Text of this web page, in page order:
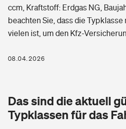
Arbeitsrechtsschutz
Berufshaftpflichtversicherung
Zur Übersicht
Tools
Glasversicherung
Pri­vate Haft­pflicht­
Kinderunfall­ver­si­che­rung
Gesundheit
Private Krankenversicherung
Dread-Disease-Versicherung
ccm, Kraftstoff: Erdgas NG,
beachten Sie, dass die
vielen ist, um den Kfz-
08.04.2026
Das sind die aktuell
Typklassen für das